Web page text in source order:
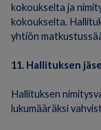
kokoukselta ja
kokoukselta.
yhtiön
11. Hallituksen
Hallituksen
lukumääräksi